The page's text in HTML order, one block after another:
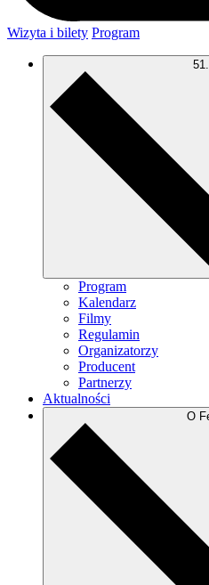
Wizyta i bilety Program
Program
Kalendarz
Filmy
Regulamin
Organizatorzy
Producent
Partnerzy
Aktualności
O